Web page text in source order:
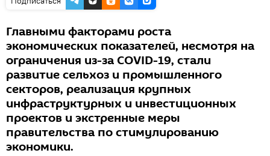
Главными факторами роста
экономических показателей, несмотря на
ограничения из-за COVID-19, стали
развитие сельхоз и промышленного
секторов, реализация крупных
инфраструктурных и инвестиционных
проектов и экстренные меры
правительства по стимулированию
экономики.